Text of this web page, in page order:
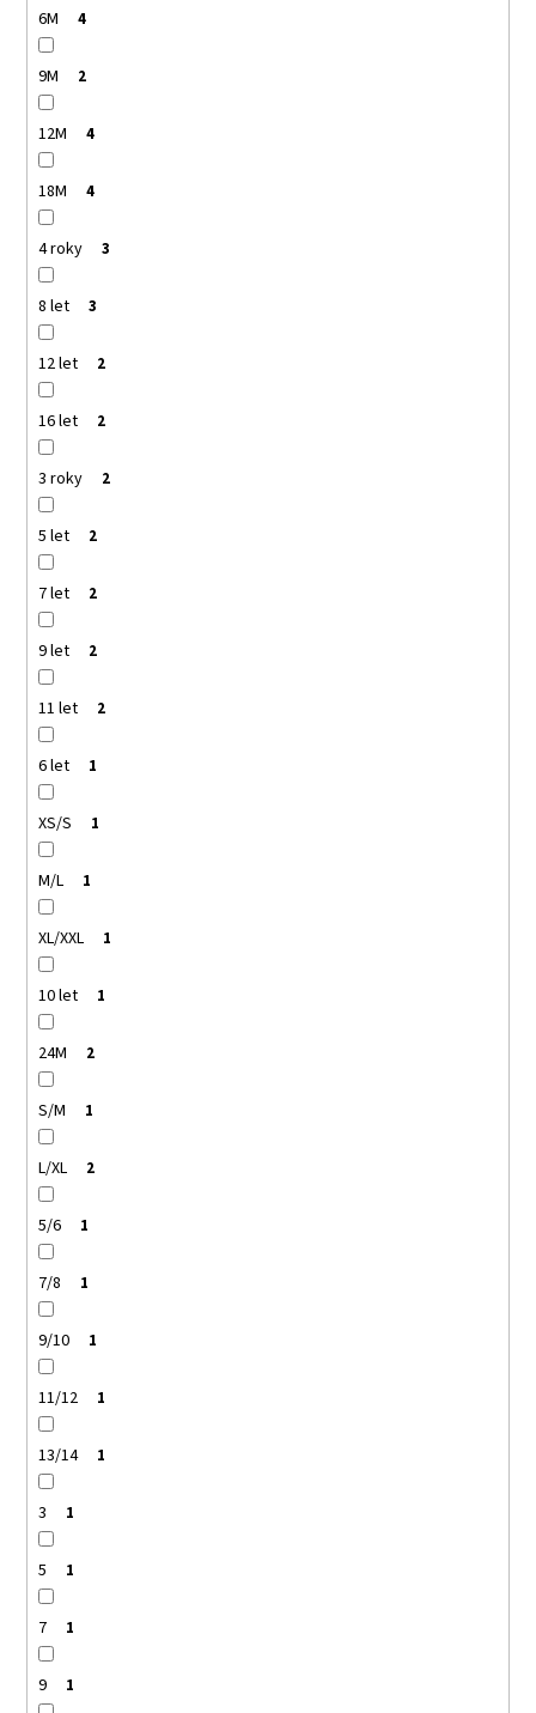
6M 4
9M 2
12M 4
18M 4
4 roky 3
8 let 3
12 let 2
16 let 2
3 roky 2
5 let 2
7 let 2
9 let 2
11 let 2
6 let 1
XS/S 1
M/L 1
XL/XXL 1
10 let 1
24M 2
S/M 1
L/XL 2
5/6 1
7/8 1
9/10 1
11/12 1
13/14 1
3 1
5 1
7 1
9 1